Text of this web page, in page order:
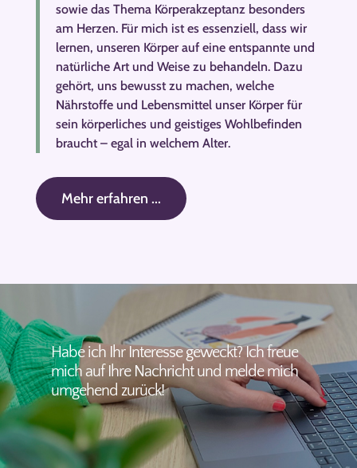
sowie das Thema Körperakzeptanz besonders
am Herzen. Für mich ist es essenziell, dass wir
lernen, unseren Körper auf eine entspannte und
natürliche Art und Weise zu behandeln. Dazu
gehört, uns bewusst zu machen, welche
Nährstoffe und Lebensmittel unser Körper für
sein körperliches und geistiges Wohlbefinden
braucht – egal in welchem Alter.
Mehr erfahren ...
Habe ich Ihr Interesse geweckt? Ich freue
mich auf Ihre Nachricht und melde mich
umgehend zurück!